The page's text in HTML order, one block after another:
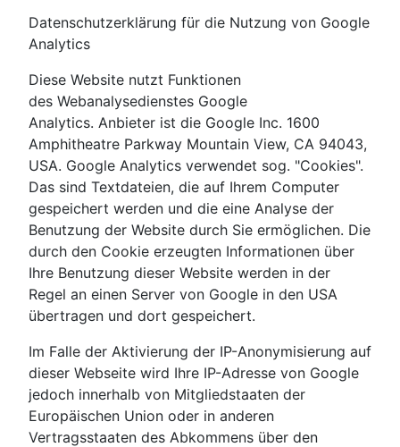
Datenschutzerklärung für die Nutzung von Google
Analytics
Diese Website nutzt Funktionen
des Webanalysedienstes Google
Analytics. Anbieter ist die Google Inc. 1600
Amphitheatre Parkway Mountain View, CA 94043,
USA. Google Analytics verwendet sog. "Cookies".
Das sind Textdateien, die auf Ihrem Computer
gespeichert werden und die eine Analyse der
Benutzung der Website durch Sie ermöglichen. Die
durch den Cookie erzeugten Informationen über
Ihre Benutzung dieser Website werden in der
Regel an einen Server von Google in den USA
übertragen und dort gespeichert.
Im Falle der Aktivierung der IP-Anonymisierung auf
dieser Webseite wird Ihre IP-Adresse von Google
jedoch innerhalb von Mitgliedstaaten der
Europäischen Union oder in anderen
Vertragsstaaten des Abkommens über den